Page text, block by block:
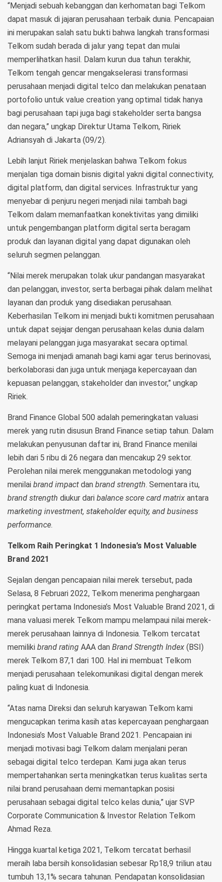
“Menjadi sebuah kebanggan dan kerhomatan bagi Telkom
dapat masuk di jajaran perusahaan terbaik dunia. Pencapaian
ini merupakan salah satu bukti bahwa langkah transformasi
Telkom sudah berada di jalur yang tepat dan mulai
memperlihatkan hasil. Dalam kurun dua tahun terakhir,
Telkom tengah gencar mengakselerasi transformasi
perusahaan menjadi digital telco dan melakukan penataan
portofolio untuk value creation yang optimal tidak hanya
bagi perusahaan tapi juga bagi stakeholder serta bangsa
dan negara,” ungkap Direktur Utama Telkom, Ririek
Adriansyah di Jakarta (09/2).
Lebih lanjut Ririek menjelaskan bahwa Telkom fokus
menjalan tiga domain bisnis digital yakni digital connectivity,
digital platform, dan digital services. Infrastruktur yang
menyebar di penjuru negeri menjadi nilai tambah bagi
Telkom dalam memanfaatkan konektivitas yang dimiliki
untuk pengembangan platform digital serta beragam
produk dan layanan digital yang dapat digunakan oleh
seluruh segmen pelanggan.
“Nilai merek merupakan tolak ukur pandangan masyarakat
dan pelanggan, investor, serta berbagai pihak dalam melihat
layanan dan produk yang disediakan perusahaan.
Keberhasilan Telkom ini menjadi bukti komitmen perusahaan
untuk dapat sejajar dengan perusahaan kelas dunia dalam
melayani pelanggan juga masyarakat secara optimal.
Semoga ini menjadi amanah bagi kami agar terus berinovasi,
berkolaborasi dan juga untuk menjaga kepercayaan dan
kepuasan pelanggan, stakeholder dan investor,” ungkap
Ririek.
Brand Finance Global 500 adalah pemeringkatan valuasi
merek yang rutin disusun Brand Finance setiap tahun. Dalam
melakukan penyusunan daftar ini, Brand Finance menilai
lebih dari 5 ribu di 26 negara dan mencakup 29 sektor.
Perolehan nilai merek menggunakan metodologi yang
menilai brand impact dan brand strength. Sementara itu,
brand strength diukur dari balance score card matrix antara
marketing investment, stakeholder equity, and business
performance.
Telkom Raih Peringkat 1 Indonesia’s Most Valuable
Brand 2021
Sejalan dengan pencapaian nilai merek tersebut, pada
Selasa, 8 Februari 2022, Telkom menerima penghargaan
peringkat pertama Indonesia’s Most Valuable Brand 2021, di
mana valuasi merek Telkom mampu melampaui nilai merek-
merek perusahaan lainnya di Indonesia. Telkom tercatat
memiliki brand rating AAA dan Brand Strength Index (BSI)
merek Telkom 87,1 dari 100. Hal ini membuat Telkom
menjadi perusahaan telekomunikasi digital dengan merek
paling kuat di Indonesia.
“Atas nama Direksi dan seluruh karyawan Telkom kami
mengucapkan terima kasih atas kepercayaan penghargaan
Indonesia’s Most Valuable Brand 2021. Pencapaian ini
menjadi motivasi bagi Telkom dalam menjalani peran
sebagai digital telco terdepan. Kami juga akan terus
mempertahankan serta meningkatkan terus kualitas serta
nilai brand perusahaan demi memantapkan posisi
perusahaan sebagai digital telco kelas dunia,” ujar SVP
Corporate Communication & Investor Relation Telkom
Ahmad Reza.
Hingga kuartal ketiga 2021, Telkom tercatat berhasil
meraih laba bersih konsolidasian sebesar Rp18,9 triliun atau
tumbuh 13,1% secara tahunan. Pendapatan konsolidasian